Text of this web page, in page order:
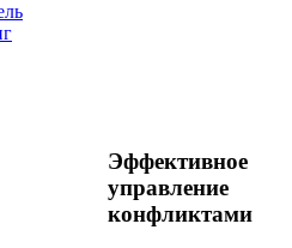
Эффективное
управление
конфликтами